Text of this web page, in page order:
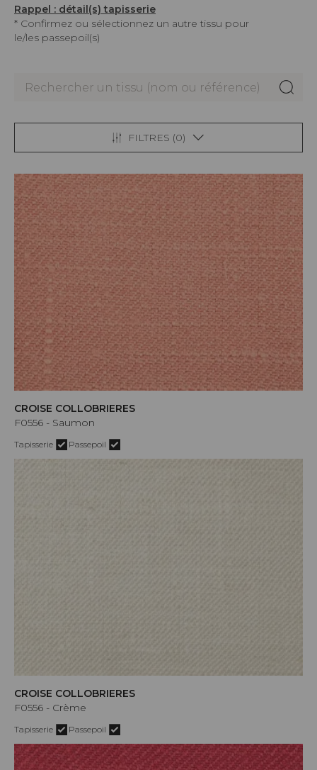
Rappel : détail(s) tapisserie
* Confirmez ou sélectionnez un autre tissu pour
le/les passepoil(s)
FILTRES (0)
CROISE COLLOBRIERES
F0556 - Saumon
Tapisserie Passepoil
CROISE COLLOBRIERES
F0556 - Crème
Tapisserie Passepoil